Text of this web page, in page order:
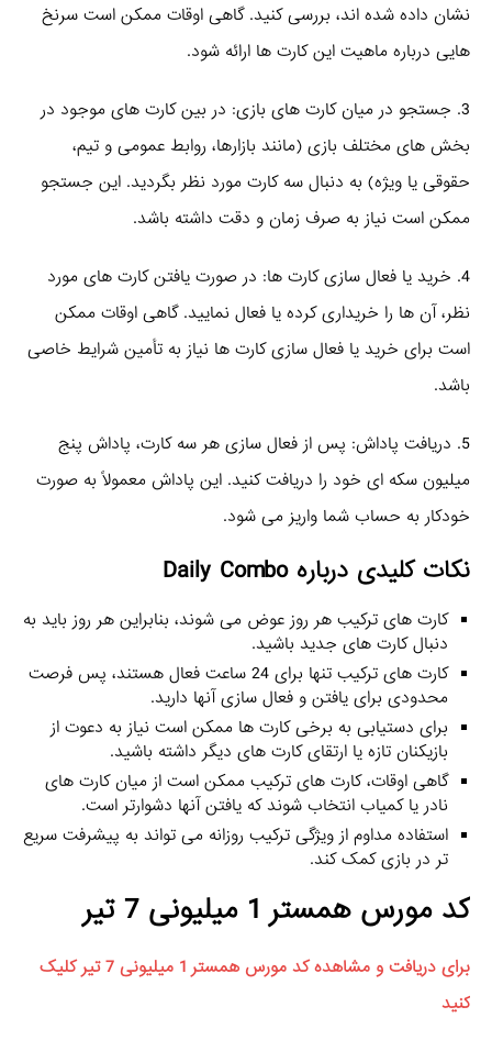
نشان داده شده‌ اند، بررسی کنید. گاهی اوقات ممکن است سرنخ‌
هایی درباره ماهیت این کارت‌ ها ارائه شود.
3. جستجو در میان کارت‌ های بازی: در بین کارت‌ های موجود در
بخش‌ های مختلف بازی (مانند بازارها، روابط عمومی و تیم،
حقوقی یا ویژه) به دنبال سه کارت مورد نظر بگردید. این جستجو
ممکن است نیاز به صرف زمان و دقت داشته باشد.
4. خرید یا فعال‌ سازی کارت‌ ها: در صورت یافتن کارت‌ های مورد
نظر، آن‌ ها را خریداری کرده یا فعال نمایید. گاهی اوقات ممکن
است برای خرید یا فعال‌ سازی کارت‌ ها نیاز به تأمین شرایط خاصی
باشد.
5. دریافت پاداش: پس از فعال‌ سازی هر سه کارت، پاداش پنج
میلیون سکه‌ ای خود را دریافت کنید. این پاداش معمولاً به صورت
خودکار به حساب شما واریز می‌ شود.
نکات کلیدی درباره Daily Combo
کارت‌ های ترکیب هر روز عوض می‌ شوند، بنابراین هر روز باید به
دنبال کارت‌ های جدید باشید.
کارت‌ های ترکیب تنها برای 24 ساعت فعال هستند، پس فرصت
محدودی برای یافتن و فعال‌ سازی آنها دارید.
برای دستیابی به برخی کارت‌ ها ممکن است نیاز به دعوت از
بازیکنان تازه یا ارتقای کارت‌ های دیگر داشته باشید.
گاهی اوقات، کارت‌ های ترکیب ممکن است از میان کارت‌ های
نادر یا کمیاب انتخاب شوند که یافتن آنها دشوارتر است.
استفاده مداوم از ویژگی ترکیب روزانه می‌ تواند به پیشرفت سریع‌
تر در بازی کمک کند.
کد مورس همستر 1 میلیونی 7 تیر
برای دریافت و مشاهده کد مورس همستر 1 میلیونی 7 تیر کلیک
کنید